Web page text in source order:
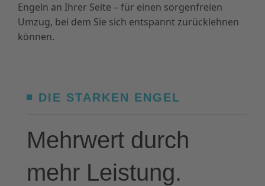
Engeln an Ihrer Seite – für einen sorgenfreien
Umzug, bei dem Sie sich entspannt zurücklehnen
können.
DIE STARKEN ENGEL
Mehrwert durch
mehr Leistung.